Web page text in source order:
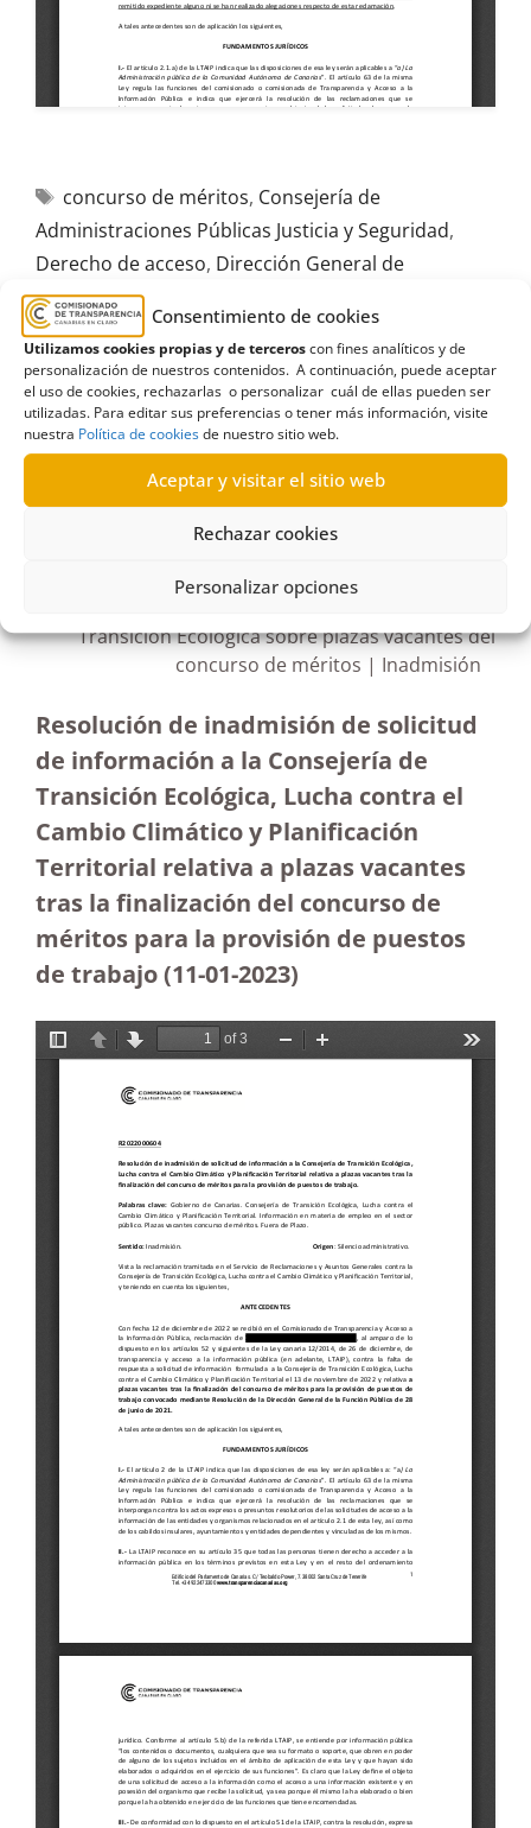
Consentimiento de cookies
Utilizamos cookies propias y de terceroscon fines analíticos y de
personalización de nuestros contenidos. A continuación, puede aceptar
el uso de cookies, rechazarlas o personalizar cuál de ellas pueden ser
utilizadas. Para editar sus preferencias o tener más información, visite
nuestra Política de cookiesde nuestro sitio web.
Aceptar y visitar el sitio web
Rechazar cookies
Personalizar opciones
concurso de méritos, Consejería de
Administraciones Públicas Justicia y Seguridad,
Derecho de acceso, Dirección General de
Relaciones con la Administración de Justicia
empleo en el sector público,Gobierno de Canarias
Información pública ,Procesos selectivos
R604/2022
Transición Ecológica sobre plazas vacantes del
concurso de méritos | Inadmisión
Resolución de inadmisión de solicitud
de información a la Consejería de
Transición Ecológica, Lucha contra el
Cambio Climático y Planificación
Territorial relativa a plazas vacantes
tras la finalización del concurso de
méritos para la provisión de puestos
de trabajo (11-01-2023)